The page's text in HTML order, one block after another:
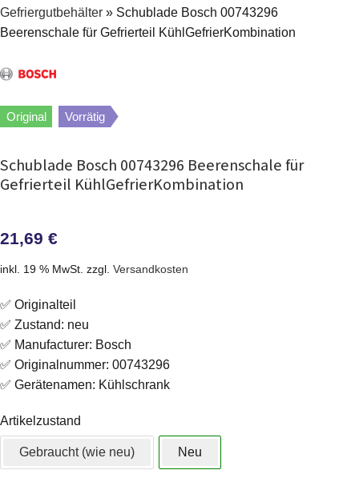
Gefriergutbehälter » Schublade Bosch 00743296
Beerenschale für Gefrierteil KühlGefrierKombination
Original Vorrätig
Schublade Bosch 00743296 Beerenschale für
Gefrierteil KühlGefrierKombination
21,69 €
inkl. 19 % MwSt. zzgl. Versandkosten
✅ Originalteil
✅ Zustand: neu
✅ Manufacturer: Bosch
✅ Originalnummer: 00743296
✅ Gerätenamen: Kühlschrank
Artikelzustand
Gebraucht (wie neu) Neu